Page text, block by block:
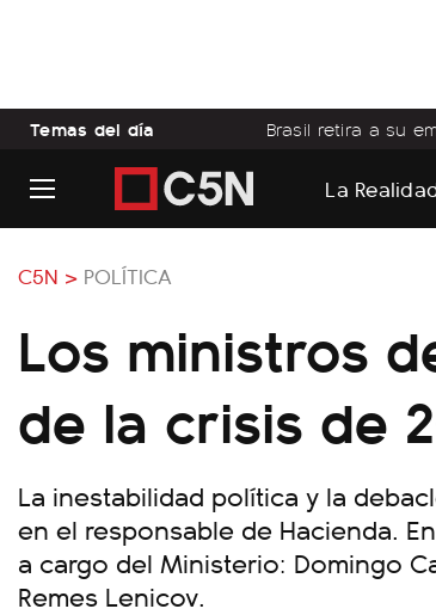
Temas del día Brasil retira a su
La
C5N > POLÍTICA
Los ministros
de la crisis de
La inestabilidad política y la
en el responsable de Hacienda.
a cargo del Ministerio: Domingo
Remes Lenicov.